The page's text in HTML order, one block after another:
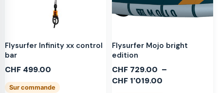
Flysurfer Infinity xx control
bar
CHF 499.00
Sur commande
Flysurfer Mojo bright
edition
CHF 729.00 –
CHF 1'019.00